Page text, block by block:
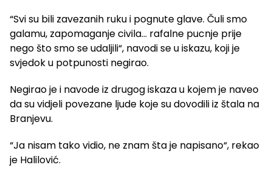
“Svi su bili zavezanih ruku i pognute glave. Čuli smo
galamu, zapomaganje civila… rafalne pucnje prije
nego što smo se udaljili“, navodi se u iskazu, koji je
svjedok u potpunosti negirao.
Negirao je i navode iz drugog iskaza u kojem je naveo
da su vidjeli povezane ljude koje su dovodili iz štala na
Branjevu.
“Ja nisam tako vidio, ne znam šta je napisano“, rekao
je Halilović.